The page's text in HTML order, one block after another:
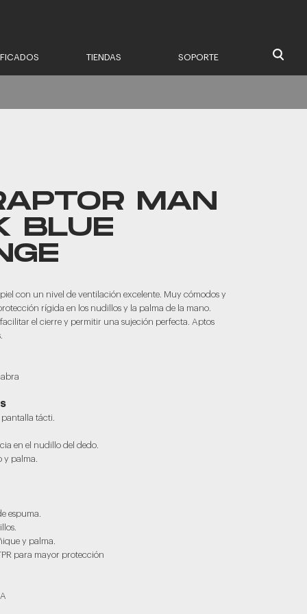
TIENDAS SOPORTE
MAN
BLUE
con un nivel de ventilación excelente. Muy cómodos y
rígida en los nudillos y la palma de la mano.
el cierre y permitir una sujeción perfecta. Aptos
tácti.
en el nudillo del dedo.
y palma.
espuma.
y palma.
para mayor protección